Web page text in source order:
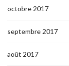
octobre 2017
septembre 2017
août 2017